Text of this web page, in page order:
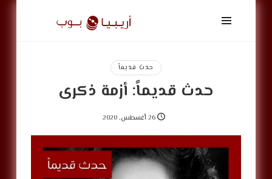
أريبيا
بوب
ArabiaPopحدث قديماً
حدث قديماً: أزمة ذكرى
26 أغسطس, 2020